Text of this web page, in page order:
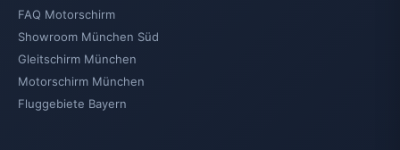
FAQ Motorschirm
Showroom München Süd
Gleitschirm München
Motorschirm München
Fluggebiete Bayern